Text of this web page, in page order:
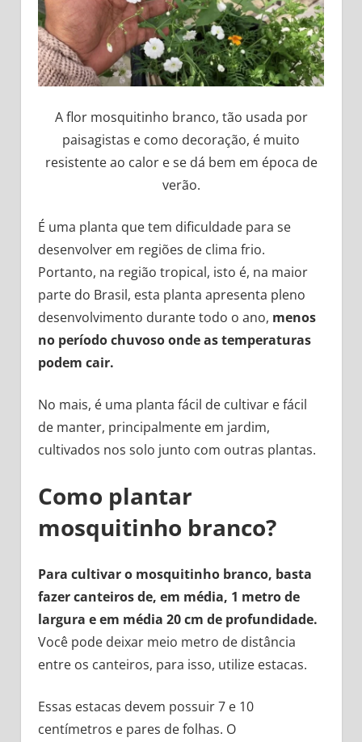
A flor mosquitinho branco, tão usada por
paisagistas e como decoração, é muito
resistente ao calor e se dá bem em época de
verão.
É uma planta que tem dificuldade para se
desenvolver em regiões de clima frio.
Portanto, na região tropical, isto é, na maior
parte do Brasil, esta planta apresenta pleno
desenvolvimento durante todo o ano, menos
no período chuvoso onde as temperaturas
podem cair.
No mais, é uma planta fácil de cultivar e fácil
de manter, principalmente em jardim,
cultivados nos solo junto com outras plantas.
Como plantar
mosquitinho branco?
Para cultivar o mosquitinho branco, basta
fazer canteiros de, em média, 1 metro de
largura e em média 20 cm de profundidade.
Você pode deixar meio metro de distância
entre os canteiros, para isso, utilize estacas.
Essas estacas devem possuir 7 e 10
centímetros e pares de folhas. O